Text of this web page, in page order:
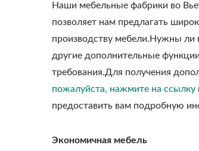
Наши мебельные фабрики во
позволяет нам предлагать
производству мебели.Нужны ли
другие дополнительные
требования.Для получения
пожалуйста, нажмите на ссылку
предоставить вам подробную
Экономичная мебель